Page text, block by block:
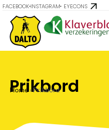
FACEBOOK INSTAGRAM EYECONS
Prikbord
Home › Prikbord